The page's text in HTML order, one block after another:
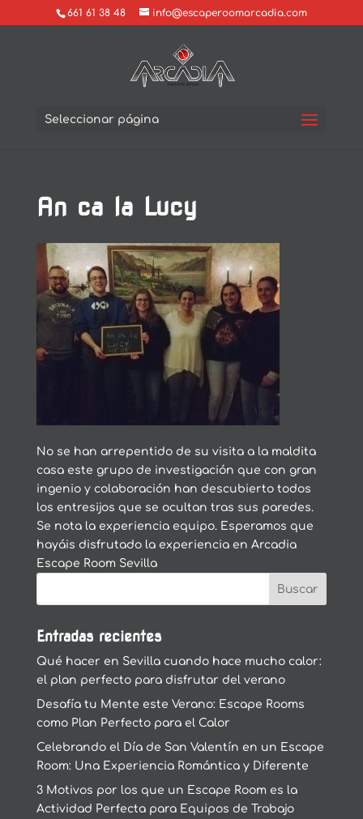
661 61 38 48 info@escaperoomarcadia.com
Seleccionar página
An ca la Lucy
No se han arrepentido de su visita a la maldita
casa este grupo de investigación que con gran
ingenio y colaboración han descubierto todos
los entresijos que se ocultan tras sus paredes.
Se nota la experiencia equipo. Esperamos que
hayáis disfrutado la experiencia en Arcadia
Escape Room Sevilla
Entradas recientes
Qué hacer en Sevilla cuando hace mucho calor:
el plan perfecto para disfrutar del verano
Desafía tu Mente este Verano: Escape Rooms
como Plan Perfecto para el Calor
Celebrando el Día de San Valentín en un Escape
Room: Una Experiencia Romántica y Diferente
3 Motivos por los que un Escape Room es la
Actividad Perfecta para Equipos de Trabajo